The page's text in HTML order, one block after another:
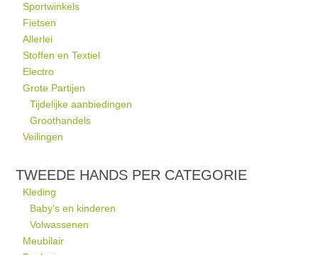
Sportwinkels
Fietsen
Allerlei
Stoffen en Textiel
Electro
Grote Partijen
Tijdelijke aanbiedingen
Groothandels
Veilingen
TWEEDE HANDS PER CATEGORIE
Kleding
Baby's en kinderen
Volwassenen
Meubilair